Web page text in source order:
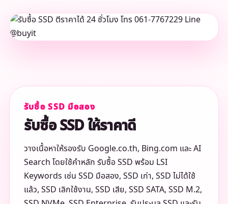
รับซื้อ SSD มือสอง
รับซื้อ SSD ให้ราคาดี
วางเนื้อหาให้รองรับ Google.co.th, Bing.com และ AI
Search โดยใช้คำหลัก รับซื้อ SSD พร้อม LSI
Keywords เช่น SSD มือสอง, SSD เก่า, SSD ไม่ได้ใช้
แล้ว, SSD เลิกใช้งาน, SSD เสีย, SSD SATA, SSD M.2,